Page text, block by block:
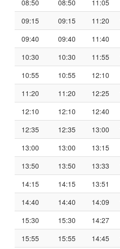
08:50 08:50 11:05
09:15
09:15 11:20
09:40
09:40 11:40
10:30
10:30 11:55
10:55
10:55 12:10
11:20
11:20 12:25
12:10
12:10 12:40
12:35
12:35 13:00
13:00
13:00 13:15
13:50
13:50 13:33
14:15
14:15 13:51
14:40
14:40 14:09
15:30
15:30 14:27
15:55
15:55 14:45